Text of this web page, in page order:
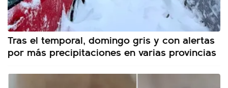
Tras el temporal, domingo gris y con alertas
por más precipitaciones en varias provincias